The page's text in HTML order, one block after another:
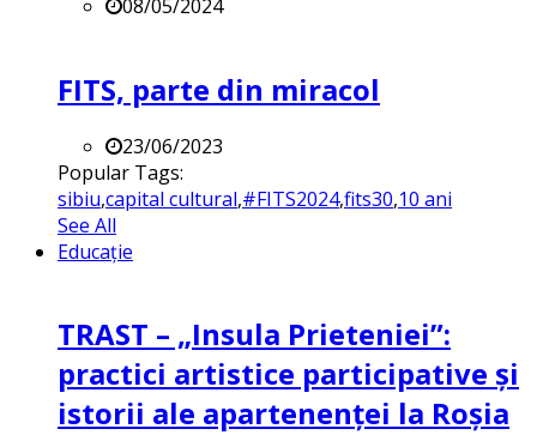
08/05/2024
FITS, parte din miracol
23/06/2023
Popular Tags:
sibiu,capital cultural,#FITS2024,fits30,10 ani
See All
Educație
TRAST – „Insula Prieteniei”:
practici artistice participative și
istorii ale apartenenței la Roșia